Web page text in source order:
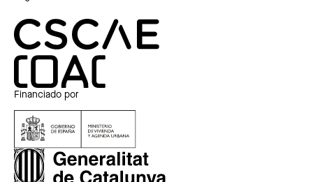
Financiado por